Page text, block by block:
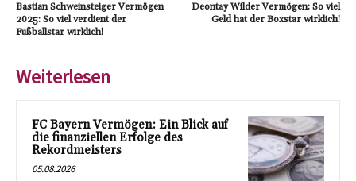
Bastian Schweinsteiger Vermögen
2025: So viel verdient der
Fußballstar wirklich!
Deontay Wilder Vermögen: So viel
Geld hat der Boxstar wirklich!
Weiterlesen
FC Bayern Vermögen: Ein Blick auf
die finanziellen Erfolge des
Rekordmeisters
05.08.2026